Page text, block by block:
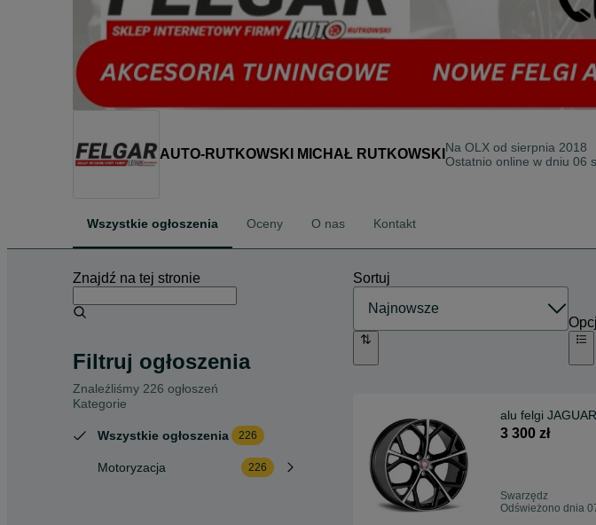
AUTO-RUTKOWSKI MICHAŁ RUTKOWSKI Na OLX od sierpnia 2018
Ostatnio online w dniu 06
Wszystkie ogłoszenia Oceny O nas Kontakt
Znajdź na tej stronie
Filtruj ogłoszenia
Znaleźliśmy 226 ogłoszeń
Kategorie
Wszystkie ogłoszenia 226
Motoryzacja 226
Sortuj
alu felgi
3 300 zł
Swarzędz
Odświeżono dnia